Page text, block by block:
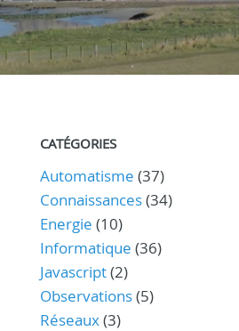
CATÉGORIES
Automatisme (37)
Connaissances(34)
Energie (10)
Informatique (36)
Javascript(2)
Observations(5)
Réseaux(3)